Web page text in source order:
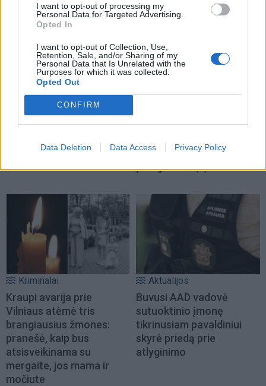
I want to opt-out of processing my
Personal Data for Targeted Advertising.
Opted In
I want to opt-out of Collection, Use,
Retention, Sale, and/or Sharing of my
Personal Data that Is Unrelated with the
Purposes for which it was collected.
Opted Out
CONFIRM
Data Deletion Data Access Privacy Policy
Podkastai
Į Klaipėdą iš emigracijos
grįžusi Karina
Kučinskienė įvardijo
Keistas smurtinis
sutramdytą agresyvų
surišo elektros
prailgintuvu(2)
Kriminalai
Kraupi avarija prie
Vilniaus atėmė tris
brangiausius žmones:
pranešė, kaip bus
atsisveikinama su
mergaite, jos mama ir
močiute
Aktualijos
Buvusi AAD vadovė
sutuoktinio įmonę
tikrinusiam pavaldiniui
skyrė priedą prie
atlyginimo